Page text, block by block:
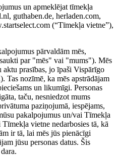
un apmeklējat tīmekļa
guthaben.de, herladen.com,
(“Tīmekļa vietne”),
pārvaldām mēs,
par "mēs" vai "mums"). Mēs
prasības, jo īpaši Vispārīgo
Tas nozīmē, ka mēs apstrādājam
un likumīgi. Personas
taču, nesniedzot mums
paziņojumā, iespējams,
pakalpojumus un/vai Tīmekļa
vietne nedarbosies tā, kā
ir tā, lai mēs jūs pienācīgi
jūsu personas datus. Šis